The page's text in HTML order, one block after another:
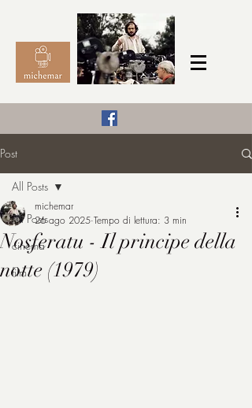
michemar
Post
All Posts
cinema
film
All Posts
Nosferatu - Il principe della
notte (1979)
michemar
26 ago 2025 Tempo di lettura: 3 min